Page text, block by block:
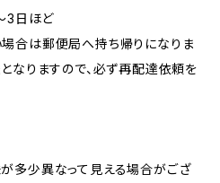
3日ほど
合は郵便局へ持ち帰りになりま
なりますので、必ず再配達依頼を
多少異なって見える場合がござ